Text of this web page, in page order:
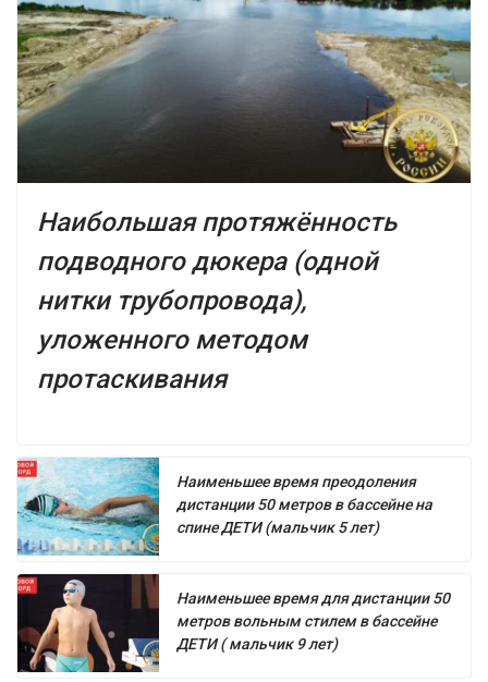
Наибольшая протяжённость
подводного дюкера (одной
нитки трубопровода),
уложенного методом
протаскивания
Наименьшее время преодоления
дистанции 50 метров в бассейне на
спине ДЕТИ (мальчик 5 лет)
Наименьшее время для дистанции 50
метров вольным стилем в бассейне
ДЕТИ ( мальчик 9 лет)